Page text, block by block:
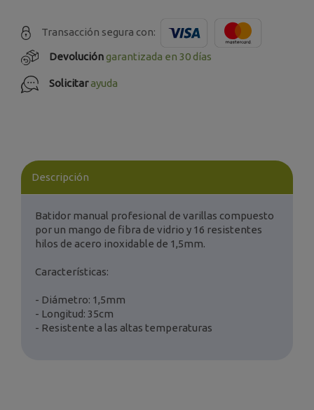
Transacción segura con:
Devolucióngarantizada en 30 días
Solicitarayuda
Descripción
Batidor manual profesional de varillas compuesto
por un mango de fibra de vidrio y 16 resistentes
hilos de acero inoxidable de 1,5mm.
Características:
- Diámetro: 1,5mm
- Longitud: 35cm
- Resistente a las altas temperaturas